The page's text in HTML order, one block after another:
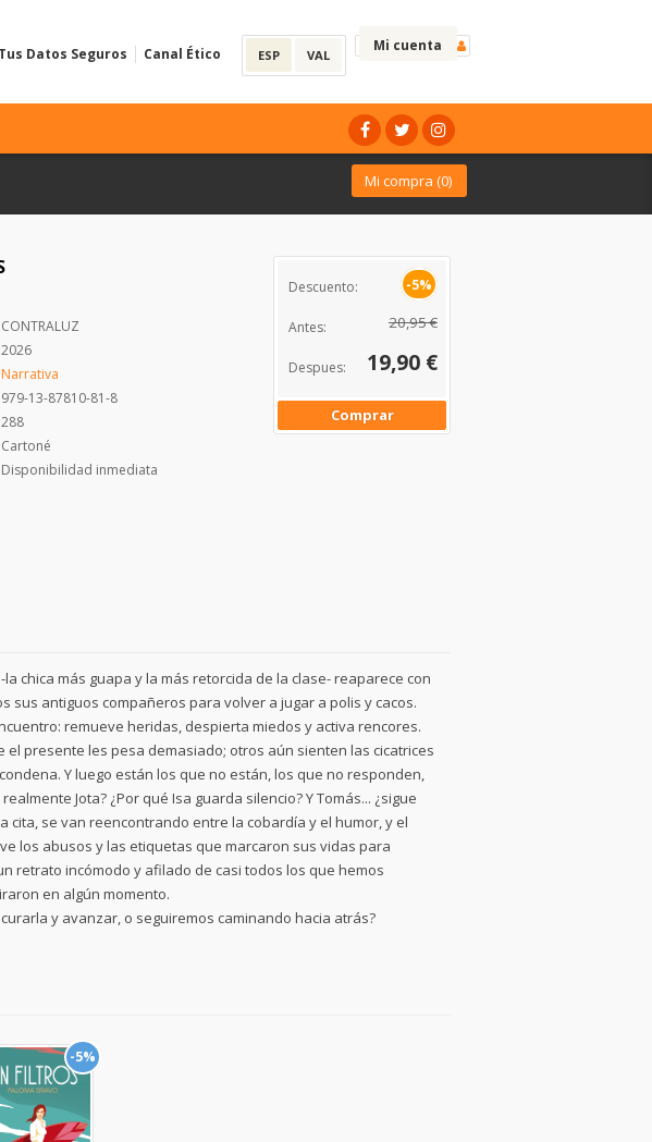
Mi cuenta
ESP VAL
Tus Datos Seguros Canal Ético
Mi compra (0)
CONTRALUZ
2026
Narrativa
979-13-87810-81-8
288
Cartoné
Disponibilidad inmediata
Descuento: -5%
Antes: 20,95 €
Despues: 19,90 €
Comprar
chica más guapa y la más retorcida de la clase- reaparece con
antiguos compañeros para volver a jugar a polis y cacos.
remueve heridas, despierta miedos y activa rencores.
presente les pesa demasiado; otros aún sienten las cicatrices
Y luego están los que no están, los que no responden,
Jota? ¿Por qué Isa guarda silencio? Y Tomás... ¿sigue
cita, se van reencontrando entre la cobardía y el humor, y el
los abusos y las etiquetas que marcaron sus vidas para
retrato incómodo y afilado de casi todos los que hemos
en algún momento.
y avanzar, o seguiremos caminando hacia atrás?
-5%